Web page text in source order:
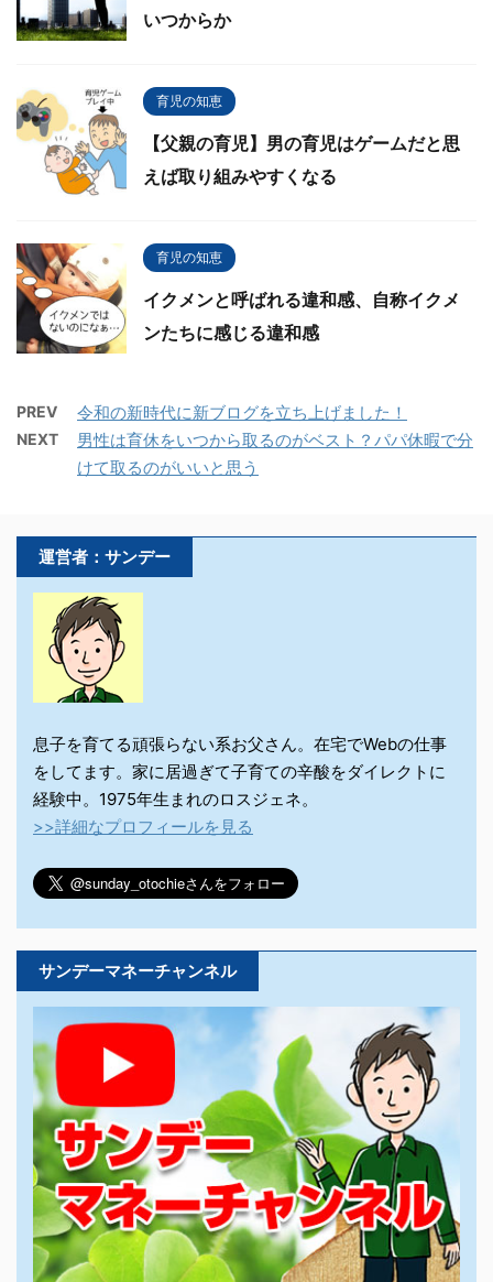
いつからか
育児の知恵
【父親の育児】男の育児はゲームだと思
えば取り組みやすくなる
育児の知恵
イクメンと呼ばれる違和感、自称イクメ
ンたちに感じる違和感
PREV 令和の新時代に新ブログを立ち上げました！
NEXT
男性は育休をいつから取るのがベスト？パパ休暇で分
けて取るのがいいと思う
運営者：サンデー
息子を育てる頑張らない系お父さん。在宅でWebの仕事
をしてます。家に居過ぎて子育ての辛酸をダイレクトに
経験中。1975年生まれのロスジェネ。
>>詳細なプロフィールを見る
サンデーマネーチャンネル